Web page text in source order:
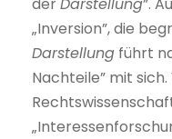
„Inversion”, die
Darstellung führt
Nachteile” mit